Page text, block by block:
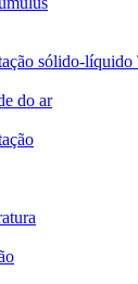
sólido-
do ar